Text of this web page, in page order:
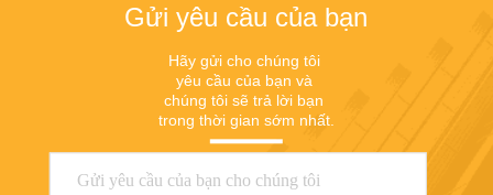
Gửi yêu cầu của bạn
Hãy gửi cho chúng tôi
yêu cầu của bạn và
chúng tôi sẽ trả lời bạn
trong thời gian sớm nhất.